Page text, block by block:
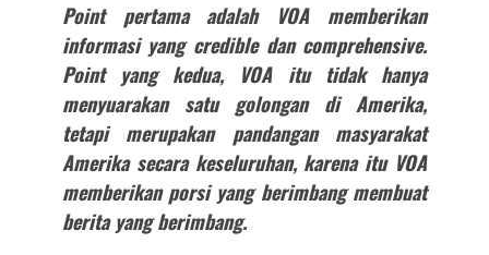
Point pertama adalah VOA memberikan
informasi yang credible dan comprehensive.
Point yang kedua, VOA itu tidak hanya
menyuarakan satu golongan di Amerika,
tetapi merupakan pandangan masyarakat
Amerika secara keseluruhan, karena itu VOA
memberikan porsi yang berimbang membuat
berita yang berimbang.